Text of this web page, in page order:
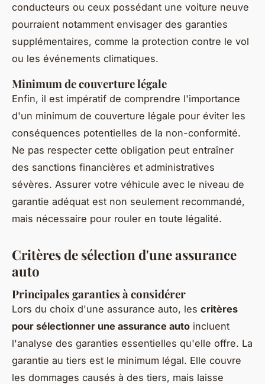
conducteurs ou ceux possédant une voiture neuve
pourraient notamment envisager des garanties
supplémentaires, comme la protection contre le vol
ou les événements climatiques.
Minimum de couverture légale
Enfin, il est impératif de comprendre l'importance
d'un minimum de couverture légale pour éviter les
conséquences potentielles de la non-conformité.
Ne pas respecter cette obligation peut entraîner
des sanctions financières et administratives
sévères. Assurer votre véhicule avec le niveau de
garantie adéquat est non seulement recommandé,
mais nécessaire pour rouler en toute légalité.
Critères de sélection d'une assurance
auto
Principales garanties à considérer
Lors du choix d'une assurance auto, les critères
pour sélectionner une assurance auto incluent
l'analyse des garanties essentielles qu'elle offre. La
garantie au tiers est le minimum légal. Elle couvre
les dommages causés à des tiers, mais laisse